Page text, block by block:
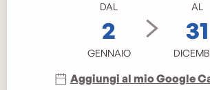
DAL
2
GENNAIO
AL
31
Aggiungi al mio Google